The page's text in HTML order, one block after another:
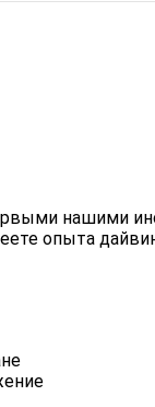
нашими
опыта